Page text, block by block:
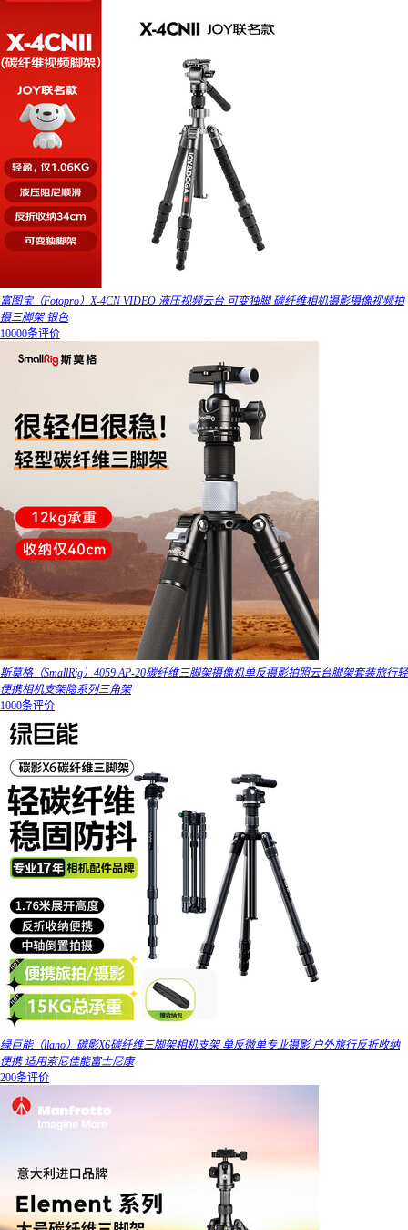
富图宝（Fotopro）X-4CN VIDEO 液压视频云台 可变独脚 碳纤维相机摄影摄像视频拍
摄三脚架 银色
10000条评价
斯莫格（SmallRig）4059 AP-20碳纤维三脚架摄像机单反摄影拍照云台脚架套装旅行轻
便携相机支架隐系列三角架
1000条评价
绿巨能（llano）碳影X6碳纤维三脚架相机支架 单反微单专业摄影 户外旅行反折收纳
便携 适用索尼佳能富士尼康
200条评价